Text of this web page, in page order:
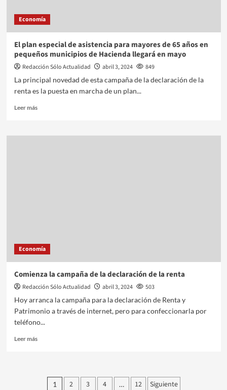
Economía
El plan especial de asistencia para mayores de 65 años en
pequeños municipios de Hacienda llegará en mayo
Redacción Sólo Actualidad abril 3, 2024
849
La principal novedad de esta campaña de la declaración de la
renta es la puesta en marcha de un plan...
Leer más
Economía
Comienza la campaña de la declaración de la renta
Redacción Sólo Actualidad abril 3, 2024
503
Hoy arranca la campaña para la declaración de Renta y
Patrimonio a través de internet, pero para confeccionarla por
teléfono...
Leer más
1 2 3 4 … 12 Siguiente